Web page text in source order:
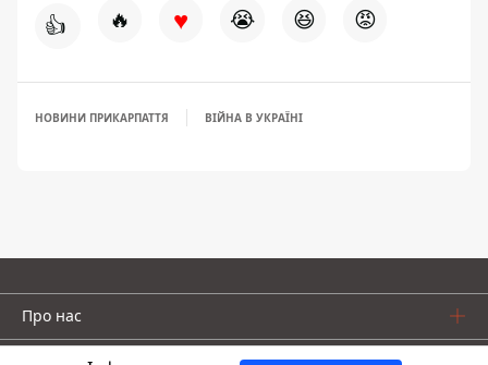
👍 🔥 ♥ 😭 😆 😡
НОВИНИ ПРИКАРПАТТЯ ВІЙНА В УКРАЇНІ
Про нас